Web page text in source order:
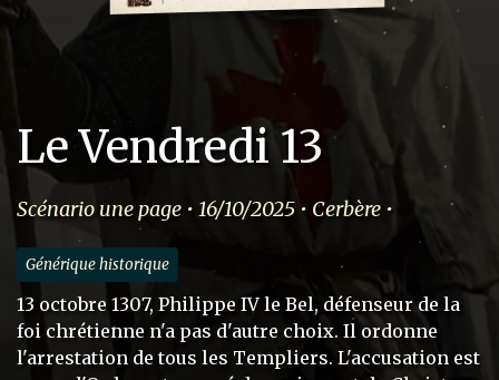
Le Vendredi 13
Scénario une page • 16/10/2025 • Cerbère •
Générique historique
13 octobre 1307, Philippe IV le Bel, défenseur de la
foi chrétienne n'a pas d'autre choix. Il ordonne
l'arrestation de tous les Templiers. L'accusation est